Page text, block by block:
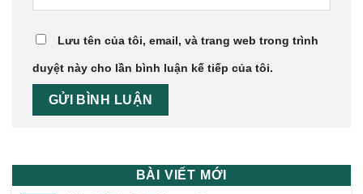
Lưu tên của tôi, email, và trang web trong trình
duyệt này cho lần bình luận kế tiếp của tôi.
BÀI VIẾT MỚI